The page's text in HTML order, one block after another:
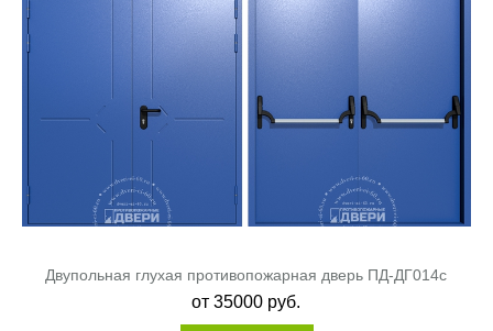
Двупольная глухая противопожарная дверь ПД-ДГ014c
от35000 руб.